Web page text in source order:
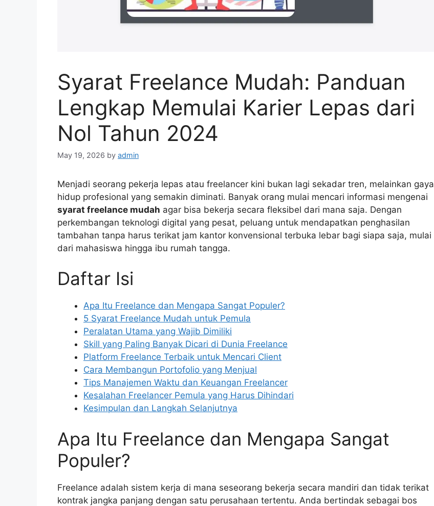
Syarat Freelance Mudah: Panduan
Lengkap Memulai Karier Lepas dari
Nol Tahun 2024
May 19, 2026 by admin
Menjadi seorang pekerja lepas atau freelancer kini bukan lagi sekadar tren, melainkan gaya
hidup profesional yang semakin diminati. Banyak orang mulai mencari informasi mengenai
syarat freelance mudah agar bisa bekerja secara fleksibel dari mana saja. Dengan
perkembangan teknologi digital yang pesat, peluang untuk mendapatkan penghasilan
tambahan tanpa harus terikat jam kantor konvensional terbuka lebar bagi siapa saja, mulai
dari mahasiswa hingga ibu rumah tangga.
Daftar Isi
Apa Itu Freelance dan Mengapa Sangat Populer?
5 Syarat Freelance Mudah untuk Pemula
Peralatan Utama yang Wajib Dimiliki
Skill yang Paling Banyak Dicari di Dunia Freelance
Platform Freelance Terbaik untuk Mencari Client
Cara Membangun Portofolio yang Menjual
Tips Manajemen Waktu dan Keuangan Freelancer
Kesalahan Freelancer Pemula yang Harus Dihindari
Kesimpulan dan Langkah Selanjutnya
Apa Itu Freelance dan Mengapa Sangat
Populer?
Freelance adalah sistem kerja di mana seseorang bekerja secara mandiri dan tidak terikat
kontrak jangka panjang dengan satu perusahaan tertentu. Anda bertindak sebagai bos